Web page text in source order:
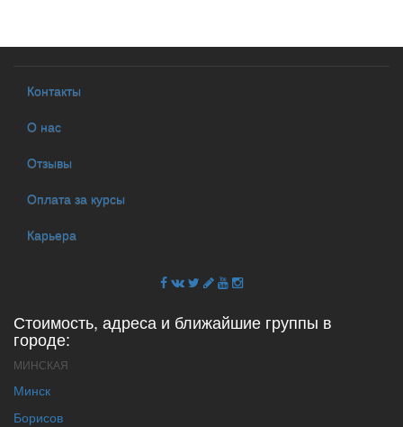
Контакты
О нас
Отзывы
Оплата за курсы
Карьера
Стоимость, адреса и ближайшие группы в
городе:
МИНСКАЯ
Минск
Борисов